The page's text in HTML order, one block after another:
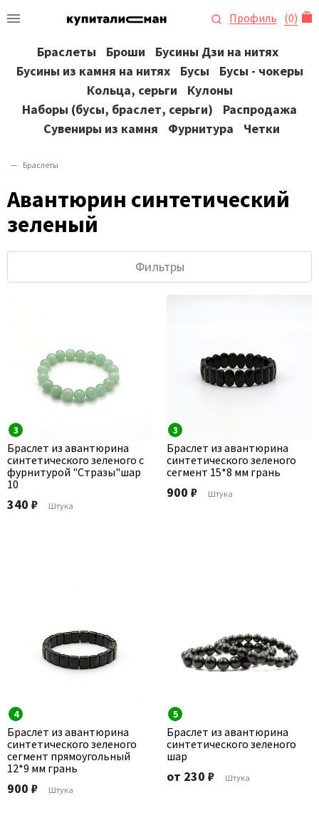
Профиль (0)
Браслеты Броши
Бусины Дзи на нитях
Бусины из камня на нитях
Бусы
Бусы - чокеры
Кольца, серьги
Кулоны
Наборы (бусы, браслет, серьги)
Распродажа
Сувениры из камня
Фурнитура Четки
Браслеты
Авантюрин синтетический
зеленый
Фильтры
3
Браслет из авантюрина
синтетического зеленого с
фурнитурой "Стразы"шар
10
340 ₽ Штука
3
Браслет из авантюрина
синтетического зеленого
сегмент 15*8 мм грань
900 ₽ Штука
4
Браслет из авантюрина
синтетического зеленого
сегмент прямоугольный
12*9 мм грань
900 ₽ Штука
5
Браслет из авантюрина
синтетического зеленого
шар
от 230 ₽ Штука